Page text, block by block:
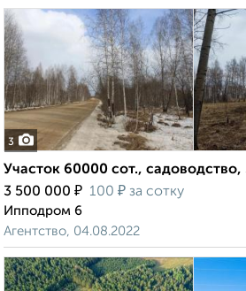
3
Участок 60000 сот., садоводство,
3 500 000 ₽ 100 ₽ за сотку
Ипподром 6
Агентство, 04.08.2022